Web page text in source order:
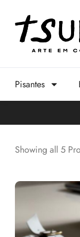
Pisantes
Showing all 5